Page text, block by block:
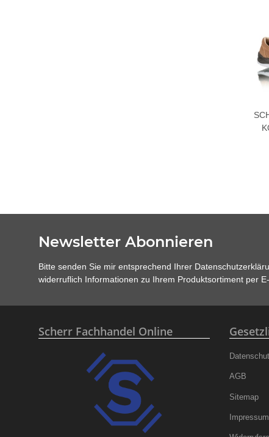
Newsletter Abonnieren
Bitte senden Sie mir entsprechend Ihrer
widerruflich Informationen zu Ihrem Produktsortiment per E-
Scherr Fachhandel Online
AGB
Sitemap
Impressum